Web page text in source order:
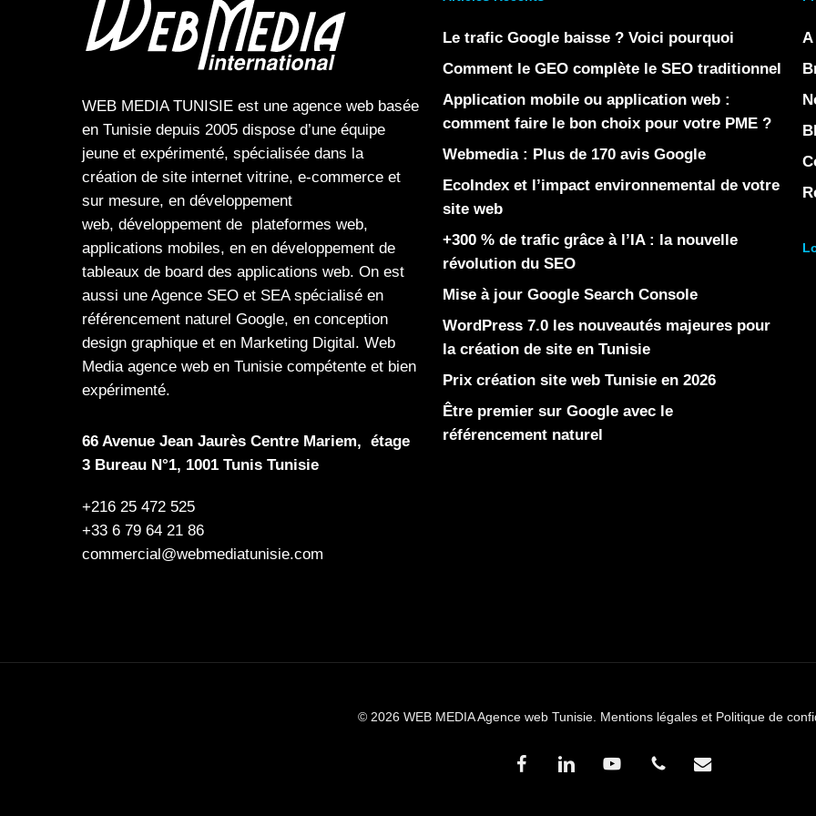
WEB MEDIA TUNISIE est une agence web basée
en Tunisie depuis 2005 dispose d’une équipe
jeune et expérimenté, spécialisée dans la
création de site internet vitrine, e-commerce et
sur mesure, en développement
web, développement de plateformes web,
applications mobiles, en en développement de
tableaux de board des applications web. On est
aussi une Agence SEO et SEAspécialisé en
référencement naturel Google, en conception
design graphique et en Marketing Digital. Web
Mediaagence web en Tunisie compétente et bien
expérimenté.
66 Avenue Jean Jaurès Centre Mariem, étage
3 Bureau N°1, 1001 Tunis Tunisie
+216 25 472 525
+33 6 79 64 21 86
commercial@webmediatunisie.com
Le trafic Google baisse ? Voici pourquoi
Comment le GEO complète le SEO traditionnel
Application mobile ou application web :
comment faire le bon choix pour votre PME ?
Webmedia : Plus de 170 avis Google
EcoIndex et l’impact environnemental de votre
site web
+300 % de trafic grâce à l’IA : la nouvelle
révolution du SEO
Mise à jour Google Search Console
WordPress 7.0 les nouveautés majeures pour
la création de site en Tunisie
Prix création site web Tunisie en 2026
Être premier sur Google avec le
référencement naturel
© 2026 WEB MEDIA Agence web Tunisie. Mentions légales et Politique de
facebooklinkedin youtube phone email